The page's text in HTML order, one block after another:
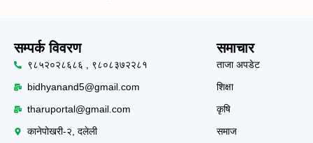
सम्पर्क विवरण
९८५२०२८६८६ , ९८०८३७२२८१
bidhyanand5@gmail.com
tharuportal@gmail.com
कानेपोखरी-२, दलेली
समाचार
ताजा अपडेट
शिक्षा
कृषि
समाज